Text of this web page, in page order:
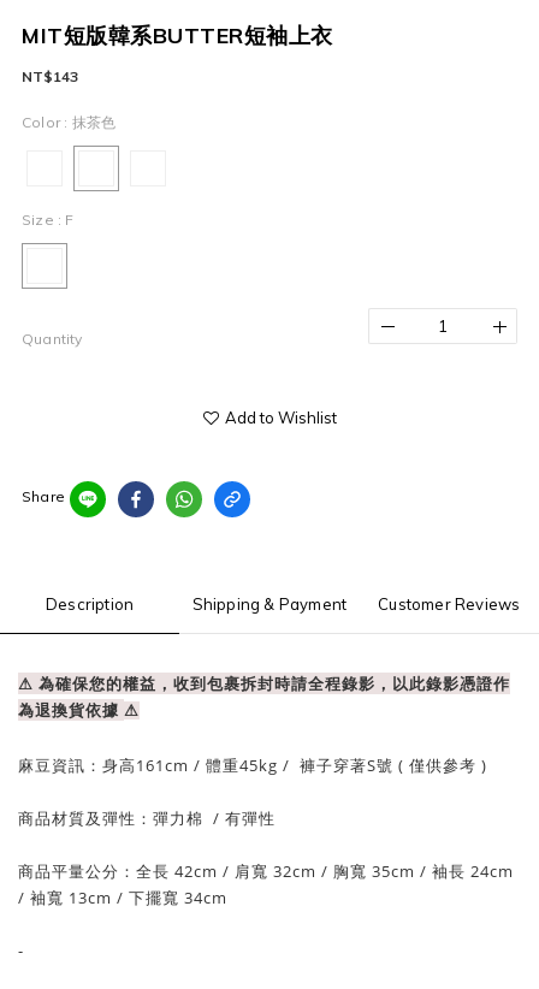
MIT短版韓系BUTTER短袖上衣
NT$143
Color : 抹茶色
Size : F
Quantity
Add to Wishlist
Share
Description Shipping & Payment Customer Reviews
⚠ 為確保您的權益，收到包裹拆封時請全程錄影，以此錄影憑證作
為退換貨依據 ⚠
麻豆資訊： 身高161cm / 體重45kg / 褲子穿著S號 ( 僅供參考 )
商品材質及彈性：彈力棉 / 有彈性
商品平量公分：全長 42cm / 肩寬 32cm / 胸寬 35cm / 袖長 24cm
/ 袖寬 13cm / 下擺寬 34cm
-